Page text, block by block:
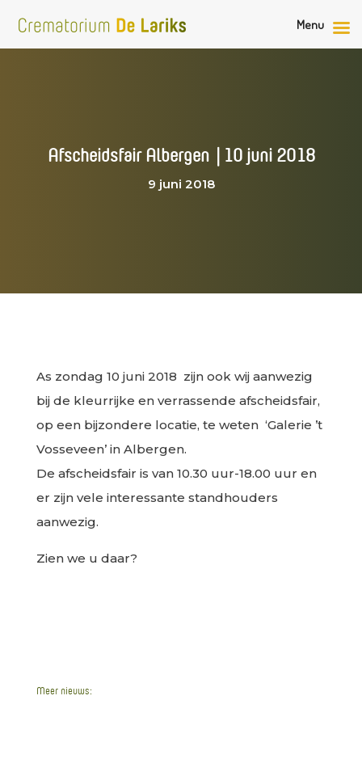
Afscheidsfair Albergen |10 juni 2018
9 juni 2018
As zondag 10 juni 2018 zijn ook wij aanwezig
bij de kleurrijke en verrassende afscheidsfair,
op een bijzondere locatie, te weten ‘Galerie ’t
Vosseveen’ in Albergen.
De afscheidsfair is van 10.30 uur-18.00 uur en
er zijn vele interessante standhouders
aanwezig.
Zien we u daar?
Meer nieuws:
Menu